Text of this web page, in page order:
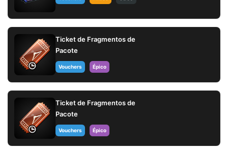
Ticket de Fragmentos de
Pacote
Vouchers Épico
Ticket de Fragmentos de
Pacote
Vouchers Épico